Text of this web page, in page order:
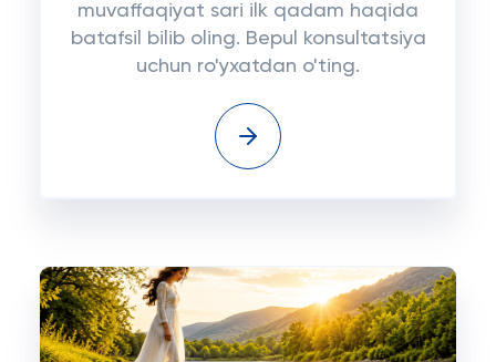
muvaffaqiyat sari ilk qadam haqida
batafsil bilib oling. Bepul konsultatsiya
uchun ro'yxatdan o'ting.